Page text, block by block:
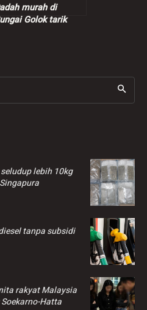
murah di
Golok tarik
lebih 10kg
tanpa subsidi
rakyat Malaysia
Hatta